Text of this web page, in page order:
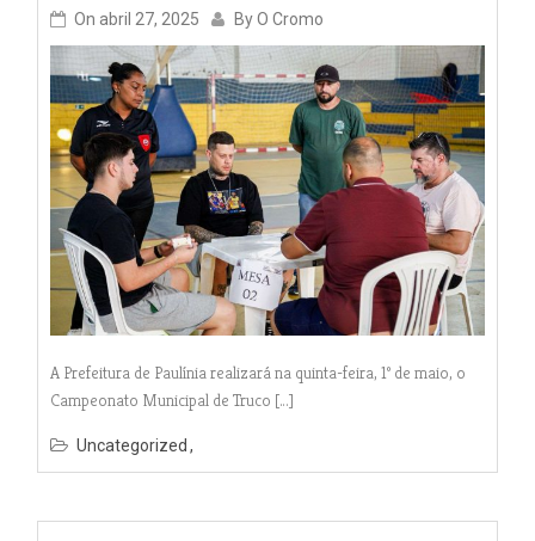
On abril 27, 2025 ByO Cromo
A Prefeitura de Paulínia realizará na quinta-feira, 1º de maio, o
Campeonato Municipal de Truco […]
Uncategorized